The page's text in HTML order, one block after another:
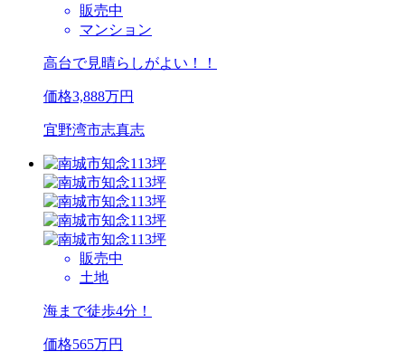
販売中
マンション
高台で見晴らしがよい！！
価格3,888万円
宜野湾市志真志
販売中
土地
海まで徒歩4分！
価格565万円